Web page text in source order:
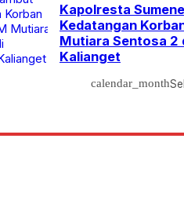
Kapolresta
Kedatangan
Mutiara Sentosa 2
Kalianget
calendar_month